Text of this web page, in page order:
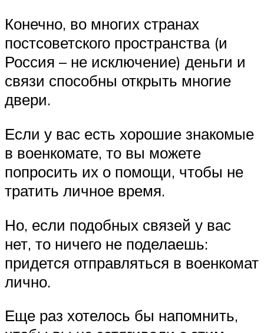
Конечно, во многих странах
постсоветского пространства (и
Россия – не исключение) деньги и
связи способны открыть многие
двери.
Если у вас есть хорошие знакомые
в военкомате, то вы можете
попросить их о помощи, чтобы не
тратить личное время.
Но, если подобных связей у вас
нет, то ничего не поделаешь:
придется отправляться в военкомат
лично.
Еще раз хотелось бы напомнить,